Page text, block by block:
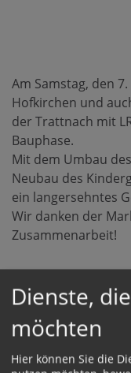
Am Samstag, den
Hofkirchen und
der Trattnach mit
Bauphase.
Mit dem Umbau
Neubau des
ein langersehntes
Wir danken der
Zusammenarbeit!
Dienste,
möchten
Hier können Sie die